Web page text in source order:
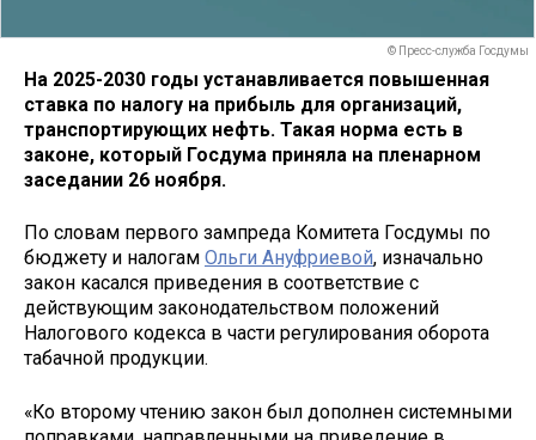
© Пресс-служба Госдумы
На 2025-2030 годы устанавливается повышенная
ставка по налогу на прибыль для организаций,
транспортирующих нефть. Такая норма есть в
законе, который Госдума приняла на пленарном
заседании 26 ноября.
По словам первого зампреда Комитета Госдумы по
бюджету и налогам Ольги Ануфриевой, изначально
закон касался приведения в соответствие с
действующим законодательством положений
Налогового кодекса в части регулирования оборота
табачной продукции.
«Ко второму чтению закон был дополнен системными